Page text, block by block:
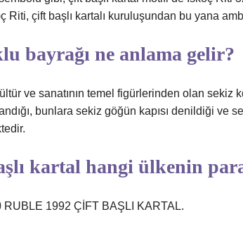
Riti, çift başlı kartalı kuruluşundan bu yana
bayrağı ne anlama gelir?
ve sanatının temel figürlerinden olan sekiz
bunlara sekiz göğün kapısı denildiği ve
kartal hangi ülkenin
RUBLE 1992 ÇİFT BAŞLI KARTAL.